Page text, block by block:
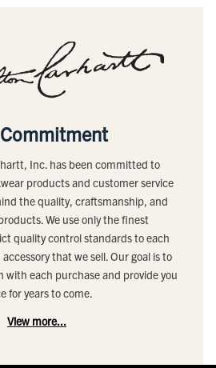
Inc. has been committed to
products and customer service
the quality, craftsmanship, and
We use only the finest
quality control standards to each
that we sell. Our goal is to
with each purchase and provide you
for years to come.
View more...